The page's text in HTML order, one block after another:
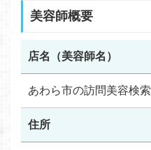
美容師概要
店名（美容師名）
あわら市の訪問美容検
住所